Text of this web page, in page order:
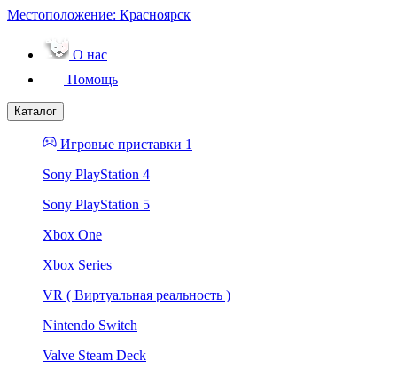
Местоположение: Красноярск
О нас
Помощь
Каталог
Игровые приставки 1
Sony PlayStation 4
Sony PlayStation 5
Xbox One
Xbox Series
VR ( Виртуальная реальность )
Nintendo Switch
Valve Steam Deck